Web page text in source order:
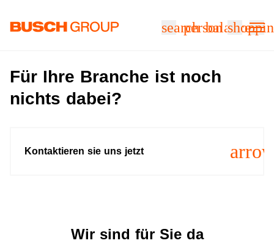
searchpersonbalance
Für Ihre Branche ist noch
nichts dabei?
Kontaktieren sie uns jetzt
Wir sind für Sie da